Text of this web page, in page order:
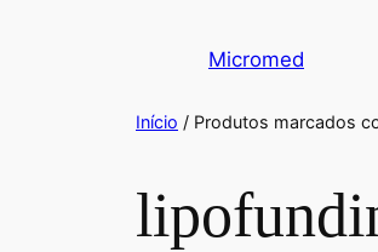
Micromed
Início / Produtos marcados